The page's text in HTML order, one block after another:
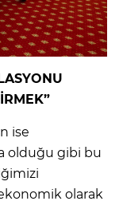
ise
olduğu gibi bu
olarak